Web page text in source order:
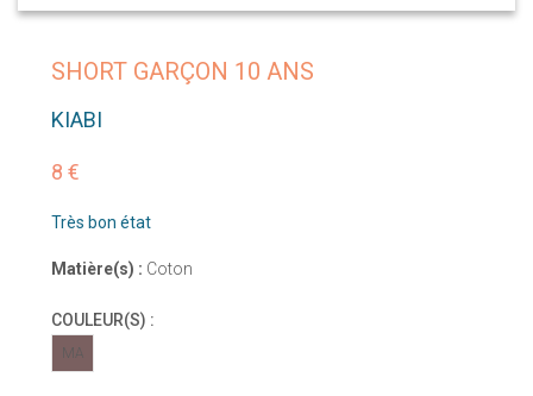
SHORT GARÇON 10 ANS
KIABI
8 €
Très bon état
Matière(s) : Coton
COULEUR(S) :
MA